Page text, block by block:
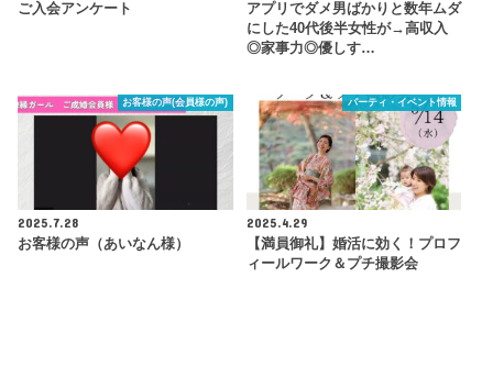
ご入会アンケート
アプリでダメ男ばかりと数年ムダ
にした40代後半女性が→高収入
◎家事力◎優しす…
お客様の声(会員様の声)
2025.7.28
お客様の声（あいなん様）
パーティ・イベント情報
2025.4.29
【満員御礼】婚活に効く！プロフ
ィールワーク＆プチ撮影会